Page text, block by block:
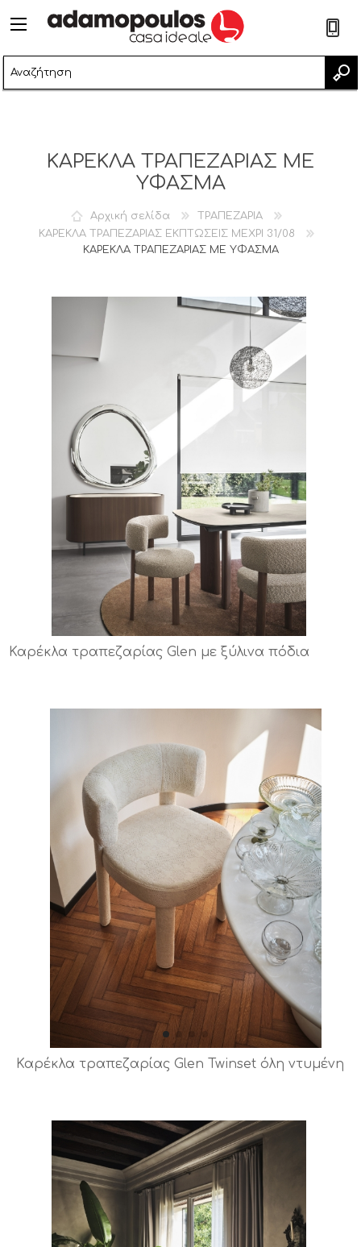
ΚΑΡΕΚΛΑ ΤΡΑΠΕΖΑΡΙΑΣ ΜΕ
ΥΦΑΣΜΑ
Αρχική σελίδα
ΤΡΑΠΕΖΑΡΙΑ
ΚΑΡΕΚΛΑ ΤΡΑΠΕΖΑΡΙΑΣ ΕΚΠΤΩΣΕΙΣ ΜΕΧΡΙ 31/08
ΚΑΡΕΚΛΑ ΤΡΑΠΕΖΑΡΙΑΣ ΜΕ ΥΦΑΣΜΑ
Καρέκλα τραπεζαρίας Glen με ξύλινα πόδια
Καρέκλα τραπεζαρίας Glen Twinset όλη ντυμένη